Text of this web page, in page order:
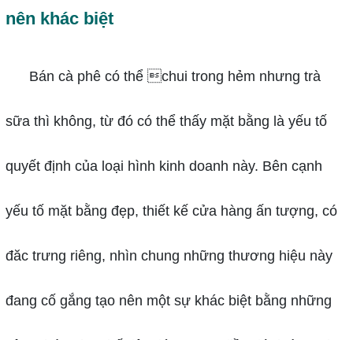
nên khác biệt
Bán cà phê có thể chui trong hẻm nhưng trà
sữa thì không, từ đó có thể thấy mặt bằng là yếu tố
quyết định của loại hình kinh doanh này. Bên cạnh
yếu tố mặt bằng đẹp, thiết kế cửa hàng ấn tượng, có
đăc trưng riêng, nhìn chung những thương hiệu này
đang cố gắng tạo nên một sự khác biệt bằng những